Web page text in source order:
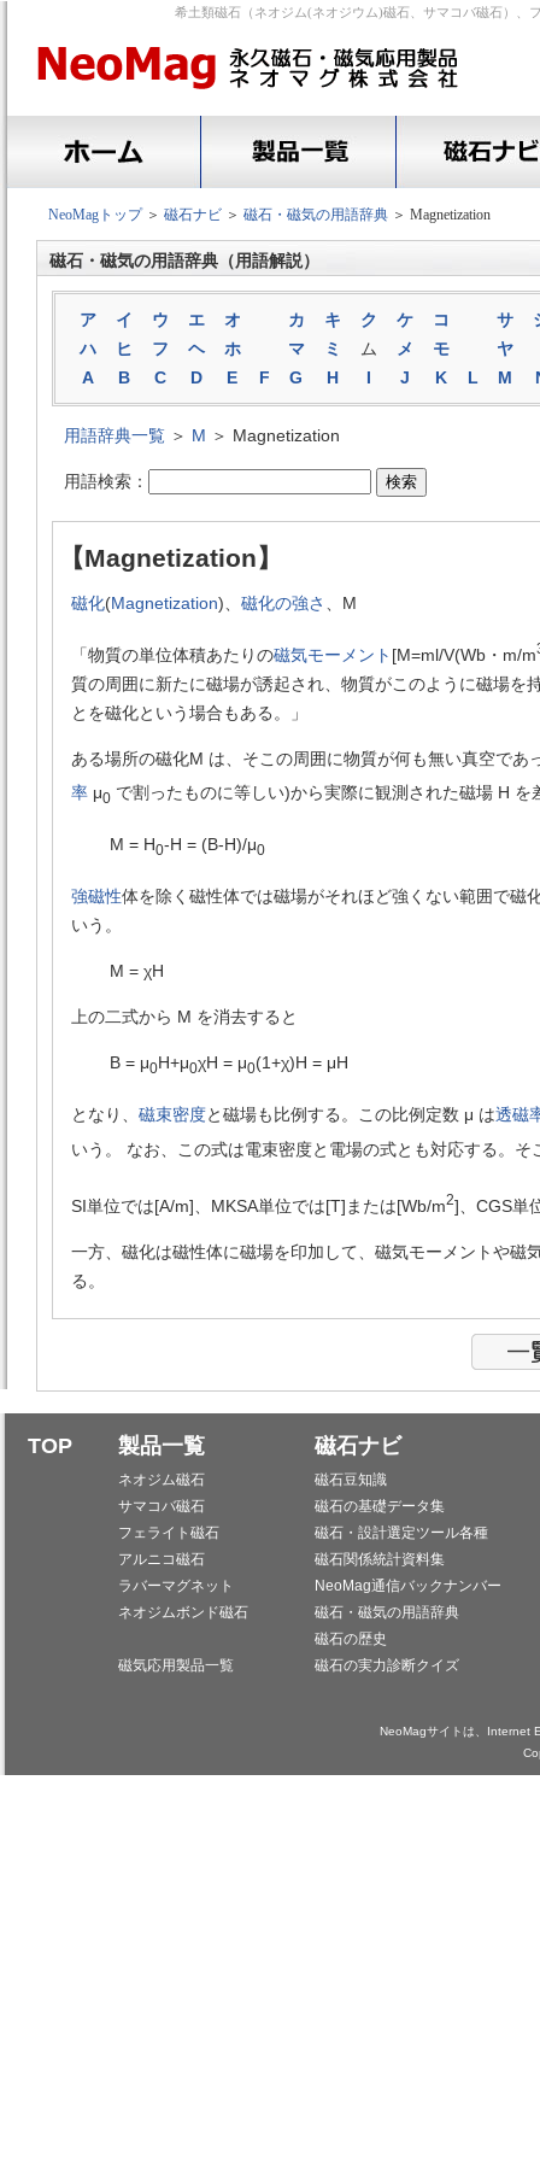
希土類磁石（ネオジム(ネオジウム)磁石、サマコバ磁石）、
NeoMagトップ＞ 磁石ナビ ＞ 磁石・磁気の用語辞典 ＞ Magnetization
磁石・磁気の用語辞典（用語解説）
ア イ ウ エ オ カ キ ク ケ コ サ
ハ
ヒ フ ヘ ホ マ ミ ム メ モ
ヤ
A
B C D E F G H I J K L M
用語辞典一覧 ＞ M ＞ Magnetization
用語検索：
【Magnetization】
磁化(Magnetization)、 磁化の強さ 、M
「物質の単位体積あたりの磁気モーメント [M=ml/V(Wb・m/m
質の周囲に新たに磁場が誘起され、物質がこのように磁場を
とを磁化という場合もある。」
ある場所の磁化M は、そこの周囲に物質が何も無い真空であ
率 μ0 で割ったものに等しい)から実際に観測された磁場 H を
M = H0-H = (B-H)/μ0
強磁性体を除く磁性体では磁場がそれほど強くない範囲で磁
いう。
M = χH
上の二式から M を消去すると
B = μ0H+μ0χH = μ0(1+χ)H = μH
となり、 磁束密度と磁場も比例する。この比例定数 μ は透磁
いう。 なお、この式は電束密度と電場の式とも対応する。そ
SI単位では[A/m]、MKSA単位では[T]または[Wb/m2]、CGS単
一方、磁化は磁性体に磁場を印加して、磁気モーメントや
る。
TOP 製品一覧
ネオジム磁石
サマコバ磁石
フェライト磁石
アルニコ磁石
ラバーマグネット
ネオジムボンド磁石
磁気応用製品一覧
磁石ナビ
磁石豆知識
磁石の基礎データ集
磁石・設計選定ツール各種
磁石関係統計資料集
NeoMag通信バックナンバー
磁石・磁気の用語辞典
磁石の歴史
磁石の実力診断クイズ
NeoMagサイトは、Internet